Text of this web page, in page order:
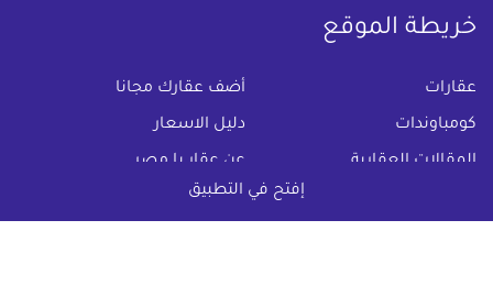
إفتح في التطبيق
خريطة الموقع
عقارات أضف عقارك مجانا
كومباوندات دليل الاسعار
المقالات العقارية عن عقار يا مصر
تواصل معنا